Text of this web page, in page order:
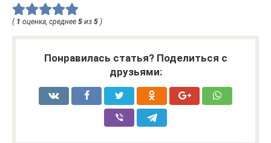
( 1 оценка, среднее 5 из 5 )
Понравилась статья? Поделиться с
друзьями: